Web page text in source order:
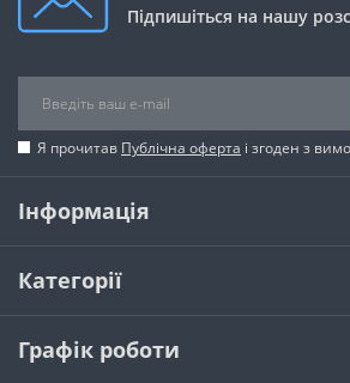
Підпишіться на нашу
Я прочитав Публічна оферта і згоден з
Інформація
Категорії
Графік роботи